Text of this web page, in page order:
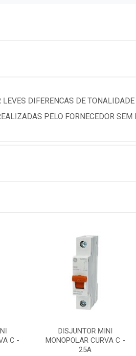
DIFERENCAS DE
PELO FORNECEDOR SEM
C -
DISJUNTOR MINI
MONOPOLAR CURVA C -
25A